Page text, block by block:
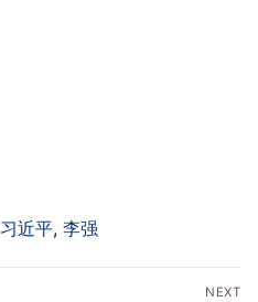
习近平, 李强
NEXT